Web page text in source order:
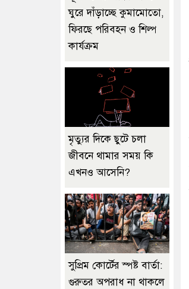
ঘুরে দাঁড়াচ্ছে কুমামোতো,
ফিরছে পরিবহন ও শিল্প
কার্যক্রম
মৃত্যুর দিকে ছুটে চলা
জীবনে থামার সময় কি
এখনও আসেনি?
সুপ্রিম কোর্টের স্পষ্ট বার্তা:
গুরুতর অপরাধ না থাকলে